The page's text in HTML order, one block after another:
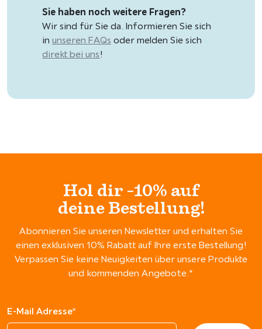
Sie haben noch weitere Fragen?
Wir sind für Sie da. Informieren Sie sich
in unseren FAQs oder melden Sie sich
direkt bei uns!
Hol dir -10% auf
deine Bestellung!
Abonnieren Sie unseren Newsletter und erhalten Sie
einen exklusiven 10% Rabatt auf Ihre erste Bestellung!
Verpassen Sie keine Neuigkeiten über unsere Produkte
und kommenden Angebote.*
E-Mail Adresse*